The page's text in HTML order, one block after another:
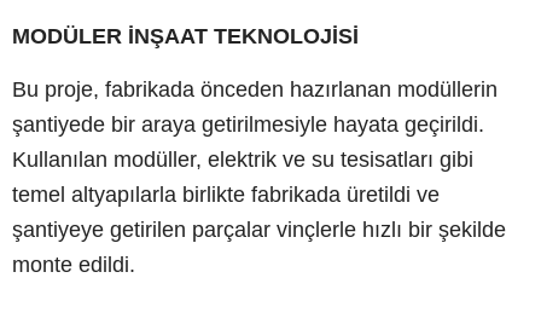
MODÜLER İNŞAAT TEKNOLOJİSİ
Bu proje, fabrikada önceden hazırlanan modüllerin
şantiyede bir araya getirilmesiyle hayata geçirildi.
Kullanılan modüller, elektrik ve su tesisatları gibi
temel altyapılarla birlikte fabrikada üretildi ve
şantiyeye getirilen parçalar vinçlerle hızlı bir şekilde
monte edildi.